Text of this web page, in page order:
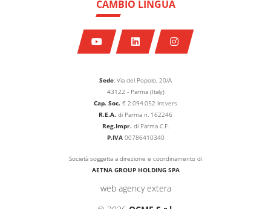
Sede: Via del Popolo, 20/A
43122 - Parma (Italy)
Cap. Soc. € 2.094.052 int.vers
R.E.A. di Parma n. 162246
Reg.Impr. di Parma C.F.
P.IVA00786410340
Società soggetta a direzione e coordinamento di
AETNA GROUP HOLDING SPA
web agency extera
CAMBIO LINGUA